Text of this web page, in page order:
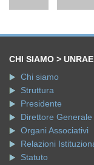
CHI SIAMO > UNRAE
Chi siamo
Struttura
Presidente
Direttore Generale
Organi Associativi
Relazioni
Statuto